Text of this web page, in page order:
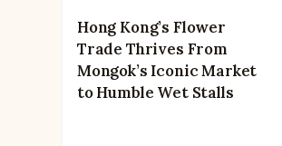
Hong Kong’s Flower
Trade Thrives From
Mongok’s Iconic Market
to Humble Wet Stalls